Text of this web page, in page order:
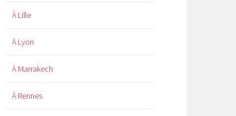
À Lille
À Lyon
À Marrakech
À Rennes